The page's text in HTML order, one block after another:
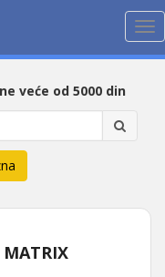
veće od 5000 din